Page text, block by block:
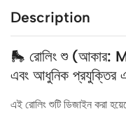
Description
🛼 রোলিং শু (আকার:
এবং আধুনিক প্রযুক্তির
এই রোলিং শুটি ডিজাইন করা